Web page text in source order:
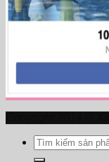
Tìm
kiếm: